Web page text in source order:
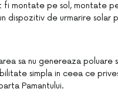
montate pe sol, montate
dispozitiv de urmarire solar
sa nu genereaza poluare
simpla in ceea ce
Pamantului.